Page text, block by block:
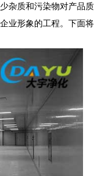
杂质和污染物对产品质
业形象的工程。下面将